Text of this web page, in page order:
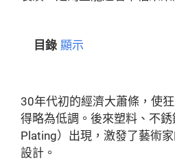
目錄 顯示
30年代初的經濟大蕭條，使
得略為低調。後來塑料、不
Plating）出現，激發了藝術
設計。